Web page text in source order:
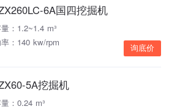
6A国四挖掘机
：1.2~1.4 m³
：140 kw/rpm
询底价
5A挖掘机
：0.24 m³